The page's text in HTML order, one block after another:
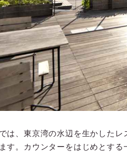
は、東京湾の水辺を生かした
す。カウンターをはじめとす